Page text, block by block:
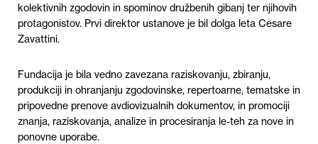
kolektivnih zgodovin in spominov družbenih gibanj ter njihovih
protagonistov. Prvi direktor ustanove je bil dolga leta Cesare
Zavattini.
Fundacija je bila vedno zavezana raziskovanju, zbiranju,
produkciji in ohranjanju zgodovinske, repertoarne, tematske in
pripovedne prenove avdiovizualnih dokumentov, in promociji
znanja, raziskovanja, analize in procesiranja le-teh za nove in
ponovne uporabe.